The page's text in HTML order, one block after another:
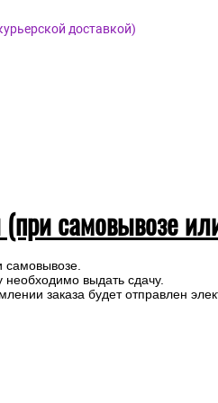
доставкой)
самовывозе
самовывозе.
необходимо выдать сдачу.
заказа будет отправлен